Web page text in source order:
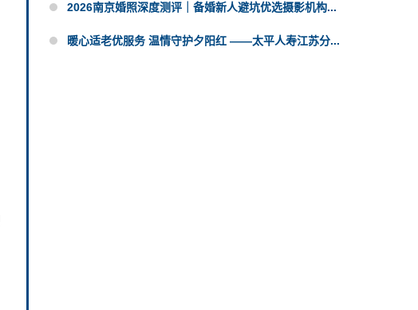
2026南京婚照深度测评｜备婚新人避坑优选摄影机构...
暖心适老优服务 温情守护夕阳红 ——太平人寿江苏分...